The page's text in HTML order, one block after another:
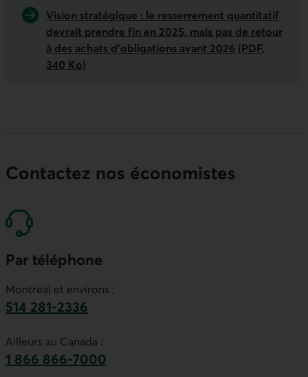
Vision stratégique : le resserrement quantitatif
devrait prendre fin en 2025, mais pas de retour
à des achats d’obligations avant 2026 (PDF,
340 Ko)
Contactez nos économistes
Par téléphone
Montréal et environs :
514 281-2336
Ailleurs au Canada :
1 866 866-7000